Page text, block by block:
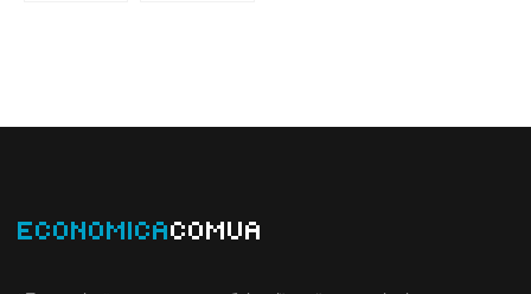
ECONOMICACOMUA